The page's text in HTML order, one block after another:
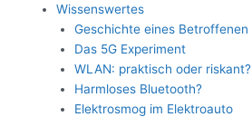
Wissenswertes
Geschichte eines Betroffenen
Das 5G Experiment
WLAN: praktisch oder riskant?
Harmloses Bluetooth?
Elektrosmog im Elektroauto